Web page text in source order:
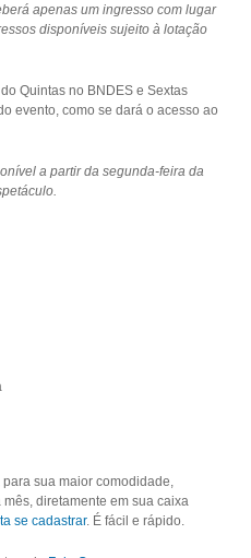
apenas um ingresso com lugar
disponíveis sujeito à lotação
Quintas no BNDES e Sextas
evento, como se dará o acesso ao
a partir da segunda-feira da
sua maior comodidade,
diretamente em sua caixa
se cadastrar. É fácil e rápido.